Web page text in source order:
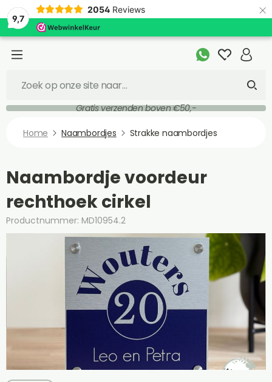
9,7
2054 Reviews ×
Gratis verzenden boven €50,-
Home Naambordjes Strakke naambordjes
Naambordje voordeur
rechthoek cirkel
Productnummer: MD10954.2